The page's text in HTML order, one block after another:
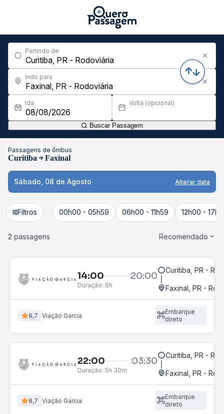
Partindo de
Indo para
Ida Volta (opcional)
Buscar Passagem
Passagens de ônibus
Curitiba Faxinal
Sábado, 08 de Agosto Alterar data
Filtros 00h00 - 05h59 06h00 - 11h59 12h00 -
2 passagens Recomendado
14:00 20:00
Duração: 6h
Curitiba, PR -
Faxinal, PR -
8,7 Viação Garcia
Embarque
direto
22:00 03:30
Duração: 5h 30m
Curitiba, PR -
Faxinal, PR -
8,7 Viação Garcia
Embarque
direto